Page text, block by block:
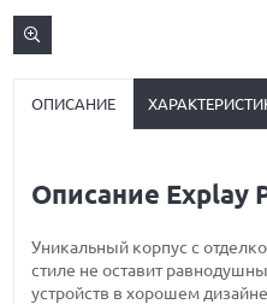
ОПИСАНИЕ
Описание Explay
Уникальный корпус с
стиле не оставит
устройств в хорошем